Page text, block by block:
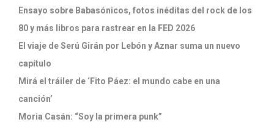
Ensayo sobre Babasónicos, fotos inéditas del rock de los
80 y más libros para rastrear en la FED 2026
El viaje de Serú Girán por Lebón y Aznar suma un nuevo
capítulo
Mirá el tráiler de ‘Fito Páez: el mundo cabe en una
canción’
Moria Casán: “Soy la primera punk”